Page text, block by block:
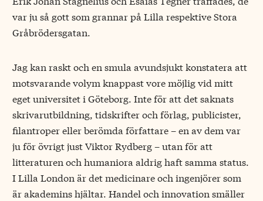
var ju så gott som grannar på Lilla respektive Stora
Gråbrödersgatan.
Jag kan raskt och en smula avundsjukt konstatera att
motsvarande volym knappast vore möjlig vid mitt
eget universitet i Göteborg. Inte för att det saknats
skrivarutbildning, tidskrifter och förlag, publicister,
filantroper eller berömda författare – en av dem var
ju för övrigt just Viktor Rydberg – utan för att
litteraturen och humaniora aldrig haft samma status.
I Lilla London är det medicinare och ingenjörer som
är akademins hjältar. Handel och innovation smäller